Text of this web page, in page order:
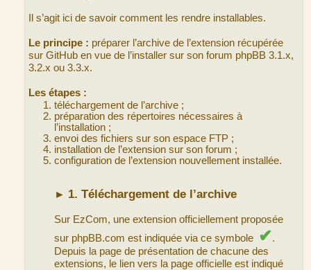
Il s’agit ici de savoir comment les rendre installables.
Le principe : préparer l’archive de l’extension récupérée
sur GitHub en vue de l’installer sur son forum phpBB 3.1.x,
3.2.x ou 3.3.x.
Les étapes :
téléchargement de l’archive ;
préparation des répertoires nécessaires à
l’installation ;
envoi des fichiers sur son espace FTP ;
installation de l’extension sur son forum ;
configuration de l’extension nouvellement installée.
► 1. Téléchargement de l’archive
Sur EzCom, une extension officiellement proposée
sur phpBB.com est indiquée via ce symbole ✔.
Depuis la page de présentation de chacune des
extensions, le lien vers la page officielle est indiqué